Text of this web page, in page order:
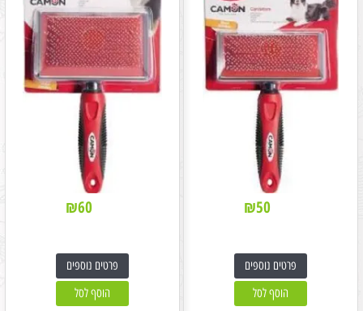
₪50
פרטים נוספים
הוסף לסל
₪60
פרטים נוספים
הוסף לסל